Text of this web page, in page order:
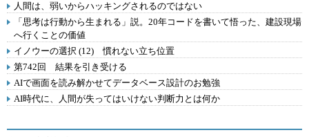
人間は、弱いからハッキングされるのではない
「思考は行動から生まれる」説。20年コードを書いて悟った、建設現場
へ行くことの価値
イノウーの選択 (12) 慣れない立ち位置
第742回 結果を引き受ける
AIで画面を読み解かせてデータベース設計のお勉強
AI時代に、人間が失ってはいけない判断力とは何か